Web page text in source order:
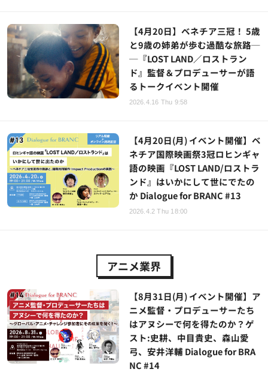
【4月20日】ベネチア三冠！ 5歳
と9歳の姉弟が歩む過酷な旅路─
─『LOST LAND／ロストラン
ド』監督＆プロデューサーが語
るトークイベント開催
2026.4.16 Thu 9:58
【4月20日(月) イベント開催】ベ
ネチア国際映画祭3冠ロヒンギャ
語の映画『LOST LAND/ロストラ
ンド』はいかにして世にでたの
か Dialogue for BRANC #13
2026.4.2 Thu 18:00
アニメ業界
【8月31日(月) イベント開催】ア
ニメ監督・プロデューサーたち
はアヌシーで何を得たのか？ゲ
スト:史耕、中目貴史、森山愛
弓、安井洋輔 Dialogue for BRA
NC #14